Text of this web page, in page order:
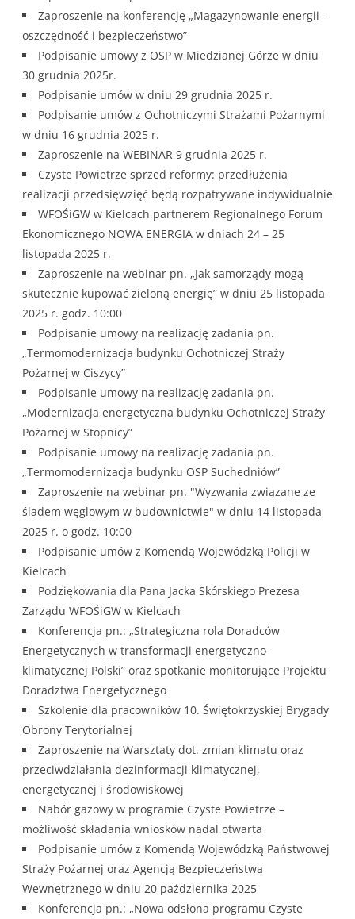
Zaproszenie na konferencję „Magazynowanie energii –
oszczędność i bezpieczeństwo”
Podpisanie umowy z OSP w Miedzianej Górze w dniu
30 grudnia 2025r.
Podpisanie umów w dniu 29 grudnia 2025 r.
Podpisanie umów z Ochotniczymi Strażami Pożarnymi
w dniu 16 grudnia 2025 r.
Zaproszenie na WEBINAR 9 grudnia 2025 r.
Czyste Powietrze sprzed reformy: przedłużenia
realizacji przedsięwzięć będą rozpatrywane indywidualnie
WFOŚiGW w Kielcach partnerem Regionalnego Forum
Ekonomicznego NOWA ENERGIA w dniach 24 – 25
listopada 2025 r.
Zaproszenie na webinar pn. „Jak samorządy mogą
skutecznie kupować zieloną energię” w dniu 25 listopada
2025 r. godz. 10:00
Podpisanie umowy na realizację zadania pn.
„Termomodernizacja budynku Ochotniczej Straży
Pożarnej w Ciszycy”
Podpisanie umowy na realizację zadania pn.
„Modernizacja energetyczna budynku Ochotniczej Straży
Pożarnej w Stopnicy”
Podpisanie umowy na realizację zadania pn.
„Termomodernizacja budynku OSP Suchedniów”
Zaproszenie na webinar pn. "Wyzwania związane ze
śladem węglowym w budownictwie" w dniu 14 listopada
2025 r. o godz. 10:00
Podpisanie umów z Komendą Wojewódzką Policji w
Kielcach
Podziękowania dla Pana Jacka Skórskiego Prezesa
Zarządu WFOŚiGW w Kielcach
Konferencja pn.: „Strategiczna rola Doradców
Energetycznych w transformacji energetyczno-
klimatycznej Polski” oraz spotkanie monitorujące Projektu
Doradztwa Energetycznego
Szkolenie dla pracowników 10. Świętokrzyskiej Brygady
Obrony Terytorialnej
Zaproszenie na Warsztaty dot. zmian klimatu oraz
przeciwdziałania dezinformacji klimatycznej,
energetycznej i środowiskowej
Nabór gazowy w programie Czyste Powietrze –
możliwość składania wniosków nadal otwarta
Podpisanie umów z Komendą Wojewódzką Państwowej
Straży Pożarnej oraz Agencją Bezpieczeństwa
Wewnętrznego w dniu 20 października 2025
Konferencja pn.: „Nowa odsłona programu Czyste